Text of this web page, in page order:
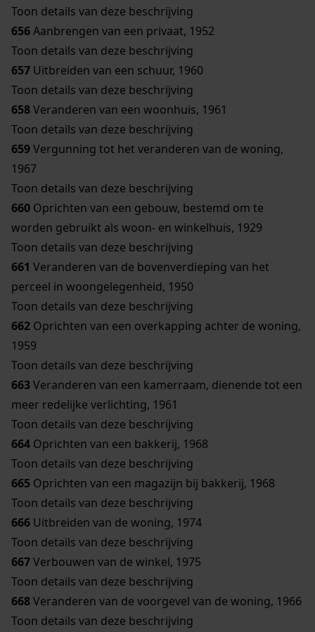
Toon details van deze beschrijving
656Aanbrengen van een privaat, 1952
Toon details van deze beschrijving
657 Uitbreiden van een schuur, 1960
Toon details van deze beschrijving
658Veranderen van een woonhuis, 1961
Toon details van deze beschrijving
659Vergunning tot het veranderen van de woning,
1967
Toon details van deze beschrijving
660 Oprichten van een gebouw, bestemd om te
worden gebruikt als woon- en winkelhuis, 1929
Toon details van deze beschrijving
661 Veranderen van de bovenverdieping van het
perceel in woongelegenheid, 1950
Toon details van deze beschrijving
662 Oprichten van een overkapping achter de woning,
1959
Toon details van deze beschrijving
663Veranderen van een kamerraam, dienende tot een
meer redelijke verlichting, 1961
Toon details van deze beschrijving
664 Oprichten van een bakkerij, 1968
Toon details van deze beschrijving
665 Oprichten van een magazijn bij bakkerij, 1968
Toon details van deze beschrijving
666 Uitbreiden van de woning, 1974
Toon details van deze beschrijving
667Verbouwen van de winkel, 1975
Toon details van deze beschrijving
668Veranderen van de voorgevel van de woning, 1966
Toon details van deze beschrijving